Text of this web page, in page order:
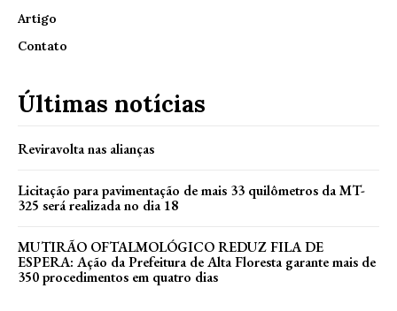
Artigo
Contato
Últimas notícias
Reviravolta nas alianças
Licitação para pavimentação de mais 33 quilômetros da MT-
325 será realizada no dia 18
MUTIRÃO OFTALMOLÓGICO REDUZ FILA DE
ESPERA: Ação da Prefeitura de Alta Floresta garante mais de
350 procedimentos em quatro dias